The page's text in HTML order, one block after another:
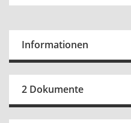
Informationen
2 Dokumente